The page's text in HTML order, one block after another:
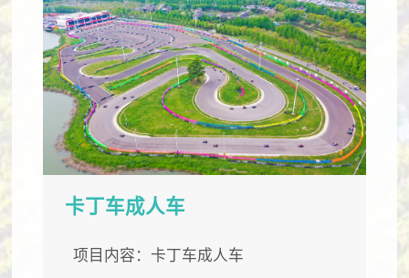
卡丁车成人车
项目内容：卡丁车成人车